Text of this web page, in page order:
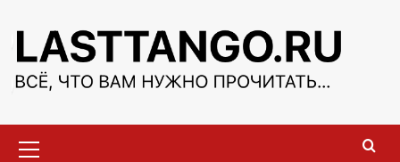
содержимому
меню